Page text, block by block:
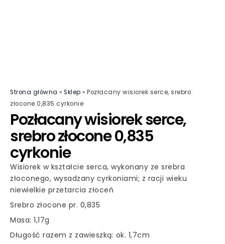
Strona główna » Sklep » Pozłacany wisiorek serce, srebro
złocone 0,835 cyrkonie
Pozłacany wisiorek serce,
srebro złocone 0,835
cyrkonie
Wisiorek w kształcie serca, wykonany ze srebra
złoconego, wysadzany cyrkoniami; z racji wieku
niewielkie przetarcia złoceń
Srebro złocone pr. 0,835
Masa: 1,17g
Długość razem z zawieszką: ok. 1,7cm